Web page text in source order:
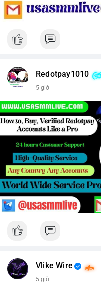
Redotpay1010
5 giờ
Vlike Wire
5 giờ